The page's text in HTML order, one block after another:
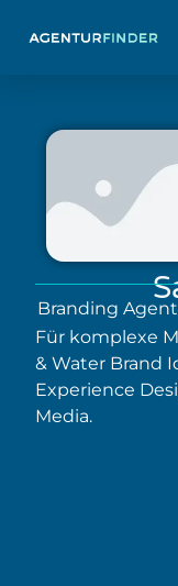
Branding
Für komplexe
& Water Brand
Experience
Media.